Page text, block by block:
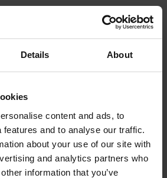
Details About
content and ads, to
features and to analyse our traffic.
about your use of our site with
and analytics partners who
information that you’ve
impegnata in diversi settori industriali
dall'inizio sono stati proprietari totali o
al centro dell'attenzione. Nel
svolto un ruolo attivo nell'azienda,
alle origini e ai valori dell'azienda, e
di comprendere e sviluppare il
industriale. In collaborazione
il pieno potenziale di Nefab e
lungo termine per la crescita